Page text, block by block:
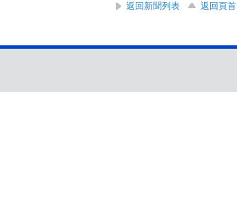
返回新聞列表
返回頁首